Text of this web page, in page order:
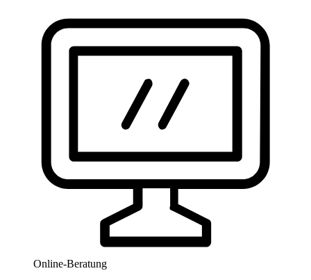
Online-Beratung